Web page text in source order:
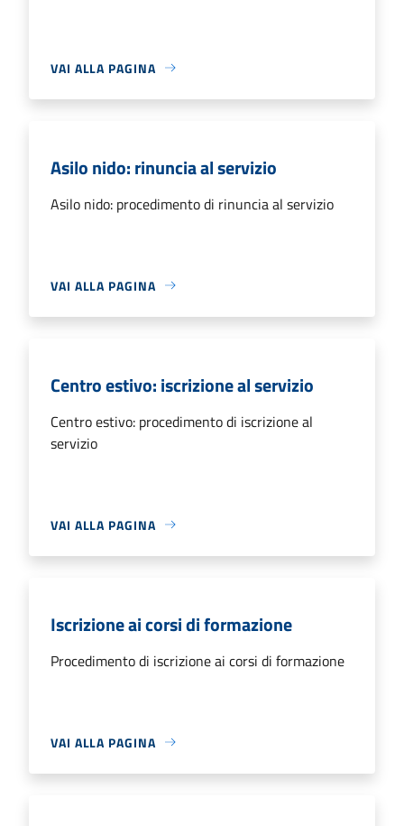
VAI ALLA PAGINA
Asilo nido: rinuncia al servizio
Asilo nido: procedimento di rinuncia al servizio
VAI ALLA PAGINA
Centro estivo: iscrizione al servizio
Centro estivo: procedimento di iscrizione al
servizio
VAI ALLA PAGINA
Iscrizione ai corsi di formazione
Procedimento di iscrizione ai corsi di formazione
VAI ALLA PAGINA